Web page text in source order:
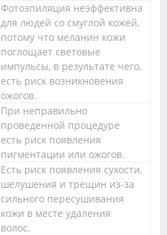
Фотоэпиляция неэффективна
для людей со смуглой кожей,
потому что меланин кожи
поглощает световые
импульсы, в результате чего,
есть риск возникновения
ожогов.
При неправильно
проведенной процедуре
есть риск появления
пигментации или ожогов.
Есть риск появления сухости,
шелушения и трещин из-за
сильного пересушивания
кожи в месте удаления
волос.